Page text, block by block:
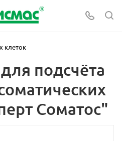
клеток
подсчёта
Соматос"